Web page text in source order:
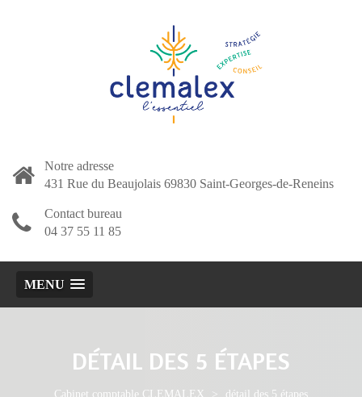
Notre adresse
431 Rue du Beaujolais 69830 Saint-Georges-de-Reneins
Contact bureau
04 37 55 11 85
MENU
DÉTAIL DES 5 ÉTAPES
Cabinet comptable CLEMALEX > détail des 5 étapes